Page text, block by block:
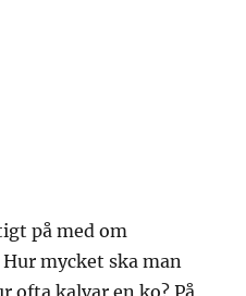
på med om
mycket ska man